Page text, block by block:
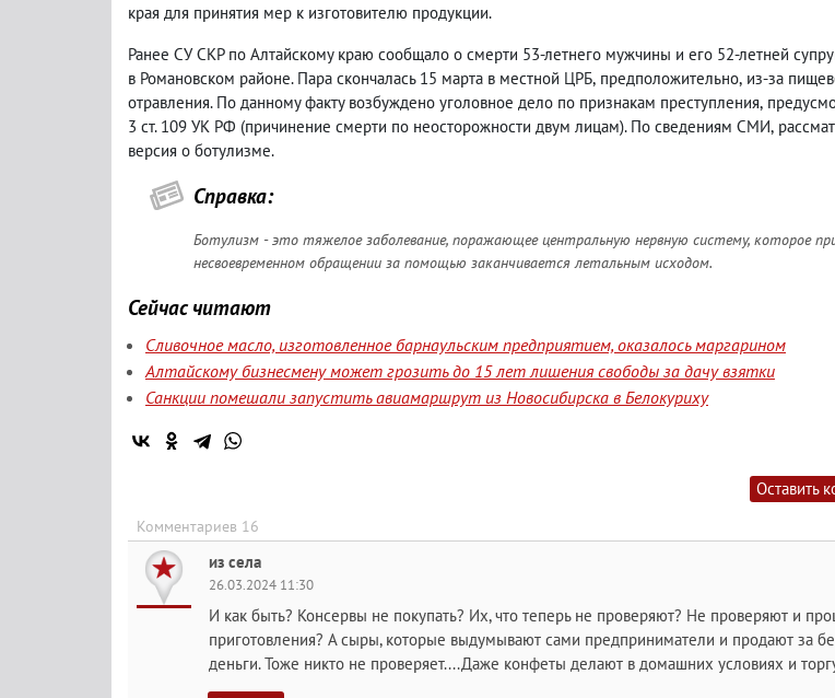
края для принятия мер к изготовителю продукции.
Ранее СУ СКР по Алтайскому краю сообщало о смерти 53-летнего мужчины и его 52-летней
в Романовском районе. Пара скончалась 15 марта в местной ЦРБ, предположительно, из-за
отравления. По данному факту возбуждено уголовное дело по признакам преступления,
3 ст. 109 УК РФ (причинение смерти по неосторожности двум лицам). По сведениям СМИ,
версия о ботулизме.
Справка:
Ботулизм - это тяжелое заболевание, поражающее центральную нервную систему, которое
несвоевременном обращении за помощью заканчивается летальным исходом.
Сейчас читают
Сливочное масло, изготовленное барнаульским предприятием, оказалось маргарином
Алтайскому бизнесмену может грозить до 15 лет лишения свободы за дачу взятки
Санкции помешали запустить авиамаршрут из Новосибирска в Белокуриху
Оставить
Комментариев 16
из села
26.03.2024 11:30
И как быть? Консервы не покупать? Их, что теперь не проверяют? Не проверяют и
приготовления? А сыры, которые выдумывают сами предприниматели и продают за
деньги. Тоже никто не проверяет....Даже конфеты делают в домашних условиях и